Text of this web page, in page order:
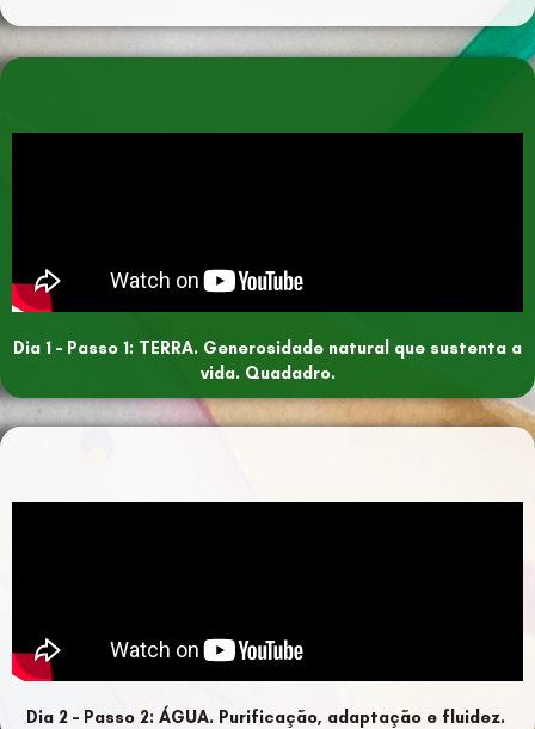
Dia 1 – Passo 1: TERRA. Generosidade natural que sustenta a
vida. Quadadro.
Dia 2 – Passo 2: ÁGUA. Purificação, adaptação e fluidez.